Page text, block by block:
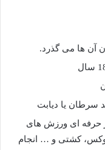
سرطان یا دیابت
حرفه ای ورزش های
بوکس، کشتی و … انجام